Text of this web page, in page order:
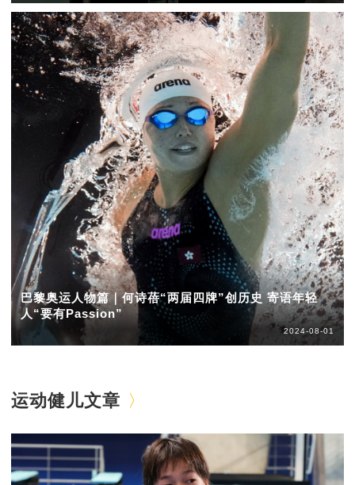
巴黎奥运人物篇｜何诗蓓“两届四牌”创历史 寄语年轻
人“要有Passion”
2024-08-01
运动健儿文章